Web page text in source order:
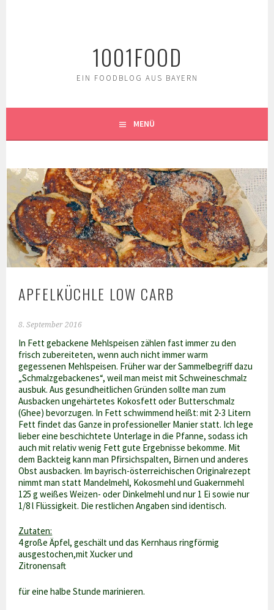
1001FOOD
EIN FOODBLOG AUS BAYERN
MENÜ
APFELKÜCHLE LOW CARB
8. September 2016
In Fett gebackene Mehlspeisen zählen fast immer zu den
frisch zubereiteten, wenn auch nicht immer warm
gegessenen Mehlspeisen. Früher war der Sammelbegriff dazu
„Schmalzgebackenes“, weil man meist mit Schweineschmalz
ausbuk. Aus gesundheitlichen Gründen sollte man zum
Ausbacken ungehärtetes Kokosfett oder Butterschmalz
(Ghee) bevorzugen. In Fett schwimmend heißt: mit 2-3 Litern
Fett findet das Ganze in professioneller Manier statt. Ich lege
lieber eine beschichtete Unterlage in die Pfanne, sodass ich
auch mit relativ wenig Fett gute Ergebnisse bekomme. Mit
dem Backteig kann man Pfirsichspalten, Birnen und anderes
Obst ausbacken. Im bayrisch-österreichischen Originalrezept
nimmt man statt Mandelmehl, Kokosmehl und Guakernmehl
125 g weißes Weizen- oder Dinkelmehl und nur 1 Ei sowie nur
1/8 l Flüssigkeit. Die restlichen Angaben sind identisch.
Zutaten:
4 große Äpfel, geschält und das Kernhaus ringförmig
ausgestochen,mit Xucker und
Zitronensaft
für eine halbe Stunde marinieren.